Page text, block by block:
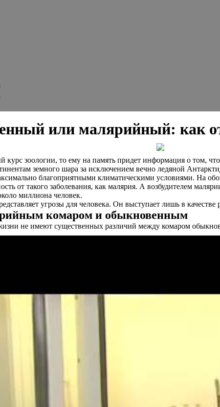
или малярийный: как
зоологии, то ему на память придет информация о том,
земного шара за исключением вечно ледяной
благоприятными климатическими условиями. На
от такого заболевания, как малярия. А возбудителем
миллиона человек.
угрозы для человека. Он выступает лишь в
комаром и обыкновенным
не имеют существенных различий между комаром